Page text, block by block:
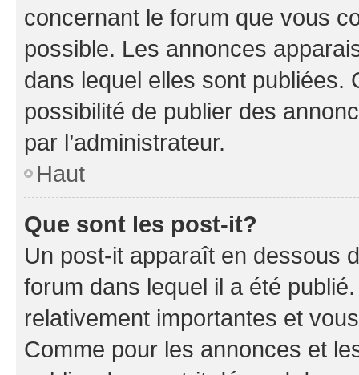
concernant le forum que vous
possible. Les annonces
dans lequel elles sont publiées.
possibilité de publier des
par l’administrateur.
Haut
Que sont les post-it?
Un post-it apparaît en dessous
forum dans lequel il a été
relativement importantes et
Comme pour les annonces et